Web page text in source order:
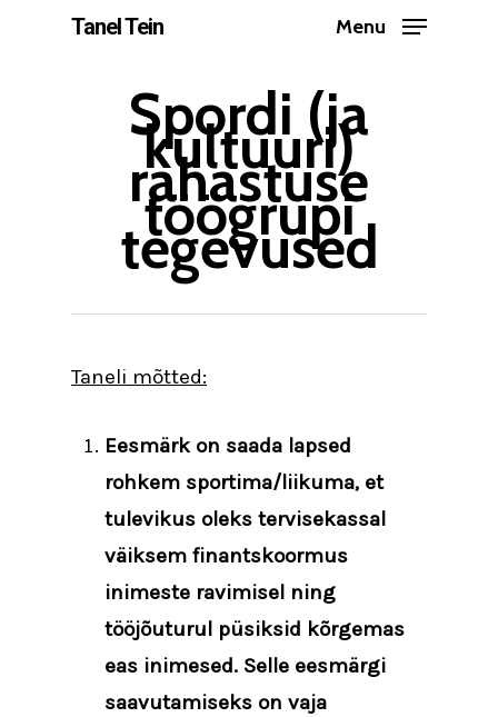
Tanel Tein Menu
Spordi (ja
kultuuri)
rahastuse
töögrupi
tegevused
Taneli mõtted:
Eesmärk on saada lapsed
rohkem sportima/liikuma, et
tulevikus oleks tervisekassal
väiksem finantskoormus
inimeste ravimisel ning
tööjõuturul püsiksid kõrgemas
eas inimesed. Selle eesmärgi
saavutamiseks on vaja